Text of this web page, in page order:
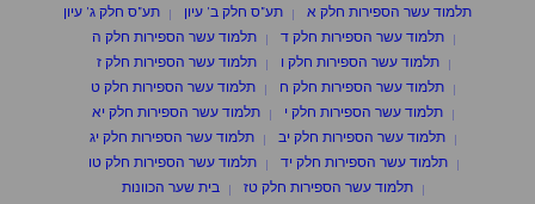
תלמוד עשר הספירות חלק א
תע"ס חלק ב' עיון
תע"ס חלק ג' עיון
תלמוד עשר הספירות חלק ד
תלמוד עשר הספירות חלק ה
תלמוד עשר הספירות חלק ו
תלמוד עשר הספירות חלק ז
תלמוד עשר הספירות חלק ח
תלמוד עשר הספירות חלק ט
תלמוד עשר הספירות חלק י
תלמוד עשר הספירות חלק יא
תלמוד עשר הספירות חלק יב
תלמוד עשר הספירות חלק יג
תלמוד עשר הספירות חלק יד
תלמוד עשר הספירות חלק טו
תלמוד עשר הספירות חלק טז
בית שער הכוונות